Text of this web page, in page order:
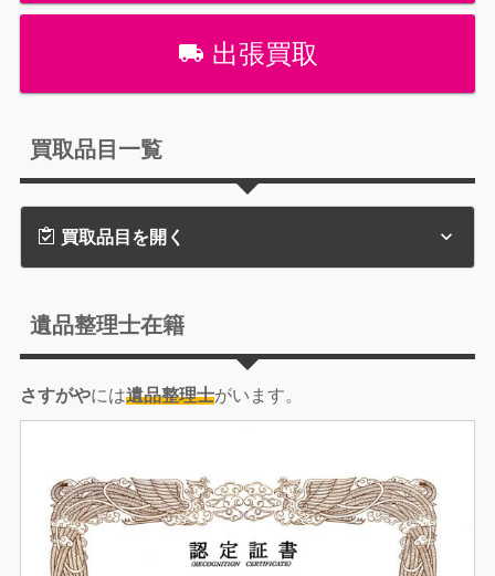
出張買取
買取品目一覧
買取品目を開く
遺品整理士在籍
さすがやには遺品整理士がいます。